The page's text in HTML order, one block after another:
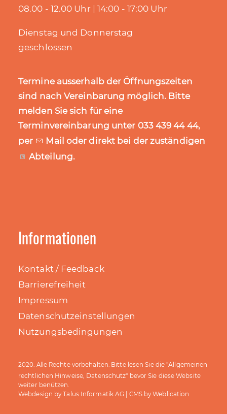
08.00 - 12.00 Uhr | 14:00 - 17:00 Uhr
Dienstag und Donnerstag
geschlossen
Termine ausserhalb der Öffnungszeiten
sind nach Vereinbarung möglich. Bitte
melden Sie sich für eine
Terminvereinbarung unter 033 439 44 44,
per
Mail oder direkt bei der zuständigen
Abteilung.
Informationen
Kontakt / Feedback
Barrierefreiheit
Impressum
Datenschutzeinstellungen
Nutzungsbedingungen
2020. Alle Rechte vorbehalten. Bitte lesen Sie die "Allgemeinen
rechtlichen Hinweise, Datenschutz" bevor Sie diese Website
weiter benützen.
Webdesign byTalus Informatik AG | CMS byWeblication